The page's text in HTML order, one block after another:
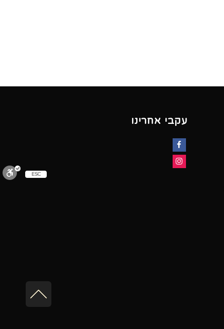
עקבי אחרינו
Facebook
ESC